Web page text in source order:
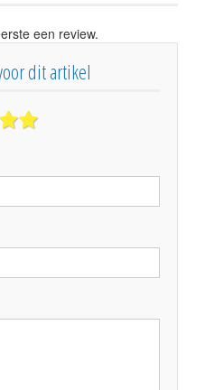
een review.
dit artikel